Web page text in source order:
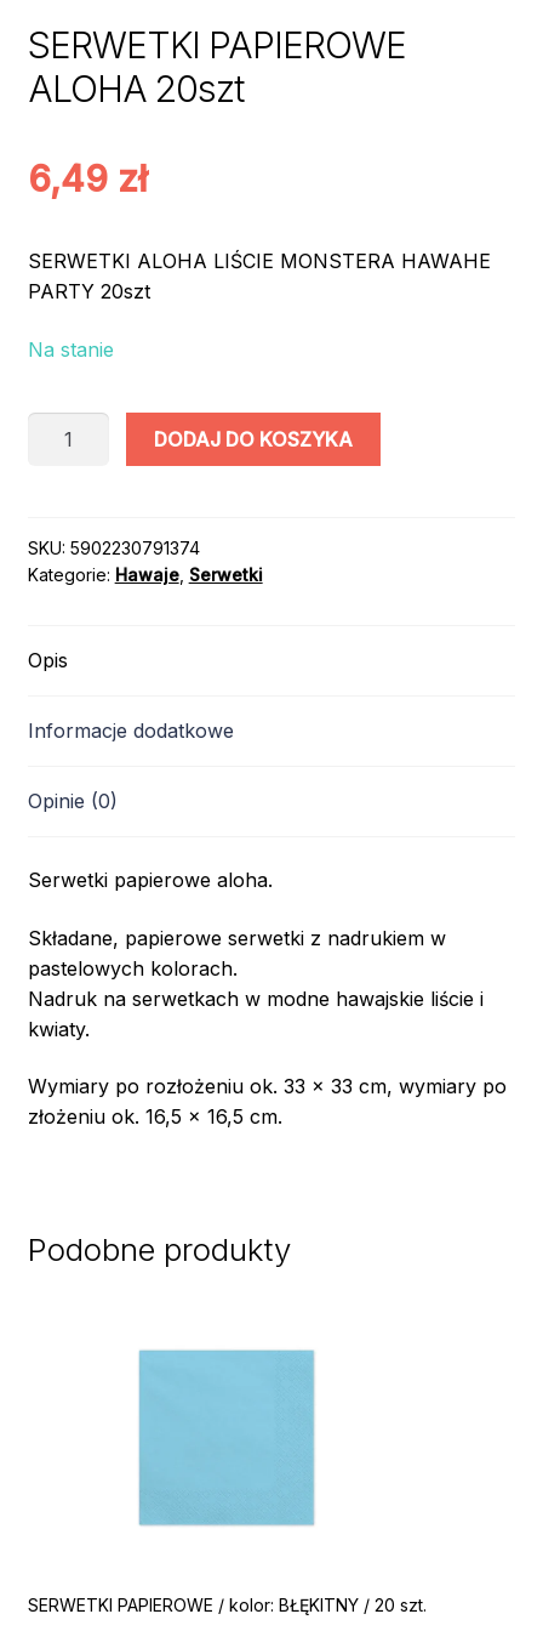
SERWETKI PAPIEROWE
ALOHA 20szt
6,49 zł
SERWETKI ALOHA LIŚCIE MONSTERA HAWAHE
PARTY 20szt
Na stanie
20szt
DODAJ DO KOSZYKA
SKU: 5902230791374
Kategorie: Hawaje, Serwetki
Opis
Informacje dodatkowe
Opinie (0)
Serwetki papierowe aloha.
Składane, papierowe serwetki z nadrukiem w
pastelowych kolorach.
Nadruk na serwetkach w modne hawajskie liście i
kwiaty.
Wymiary po rozłożeniu ok. 33 x 33 cm, wymiary po
złożeniu ok. 16,5 x 16,5 cm.
Podobne produkty
SERWETKI PAPIEROWE / kolor: BŁĘKITNY / 20 szt.